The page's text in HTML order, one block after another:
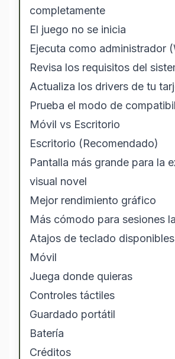
completamente
El juego no se inicia
Ejecuta como administrador
Revisa los requisitos del
Actualiza los drivers de tu
Prueba el modo de
Móvil vs Escritorio
Escritorio (Recomendado)
Pantalla más grande para la
visual novel
Mejor rendimiento gráfico
Más cómodo para sesiones
Atajos de teclado disponibles
Móvil
Juega donde quieras
Controles táctiles
Guardado portátil
Batería
Créditos